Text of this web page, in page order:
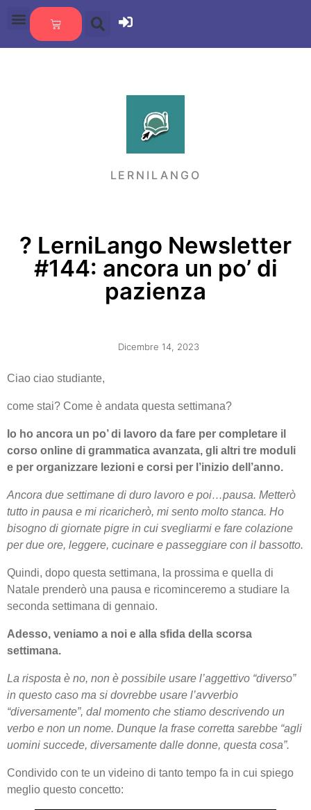
LERNILANGO
?️ LerniLango Newsletter
#144: ancora un po’ di
pazienza
Dicembre 14, 2023
Ciao ciao studiante,
come stai? Come è andata questa settimana?
Io ho ancora un po’ di lavoro da fare per completare il
corso online di grammatica avanzata, gli altri tre moduli
e per organizzare lezioni e corsi per l’inizio dell’anno.
Ancora due settimane di duro lavoro e poi…pausa. Metterò
tutto in pausa e mi ricaricherò, mi sento molto stanca. Ho
bisogno di giornate pigre in cui svegliarmi e fare colazione
per due ore, leggere, cucinare e passeggiare con il bassotto.
Quindi, dopo questa settimana, la prossima e quella di
Natale prenderò una pausa e ricominceremo a studiare la
seconda settimana di gennaio.
Adesso, veniamo a noi e alla sfida della scorsa
settimana.
La risposta è no, non è possibile usare l’aggettivo “diverso”
in questo caso ma si dovrebbe usare l’avverbio
“diversamente”, dal momento che stiamo descrivendo un
verbo e non un nome. Dunque la frase corretta sarebbe “agli
uomini succede, diversamente dalle donne, questa cosa”.
Condivido con te un videino di tanto tempo fa in cui spiego
meglio questo concetto: